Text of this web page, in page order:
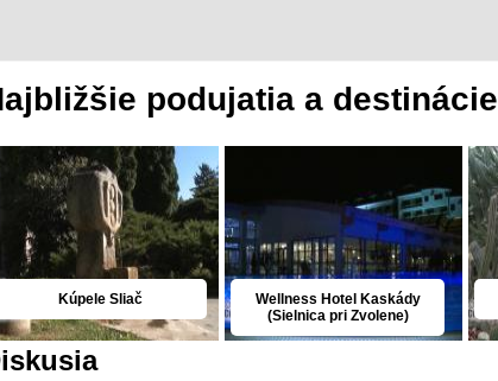
podujatia a destinácie
Kúpele Sliač
Wellness Hotel Kaskády
(Sielnica pri Zvolene)